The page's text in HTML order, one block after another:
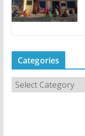
Categories
a